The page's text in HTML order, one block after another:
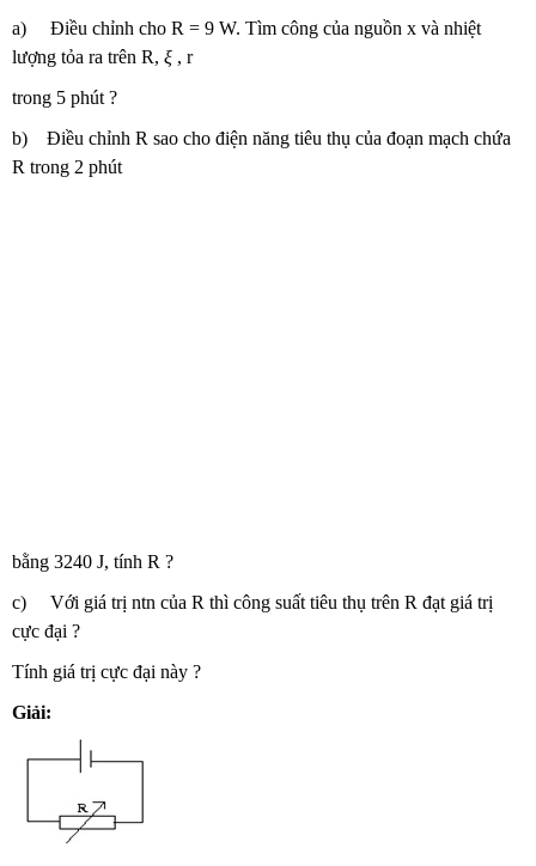
a) Điều chỉnh cho R = 9 W. Tìm công của nguồn x và nhiệt
lượng tỏa ra trên R, ξ , r
trong 5 phút ?
b) Điều chỉnh R sao cho điện năng tiêu thụ của đoạn mạch chứa
R trong 2 phút
bằng 3240 J, tính R ?
c) Với giá trị ntn của R thì công suất tiêu thụ trên R đạt giá trị
cực đại ?
Tính giá trị cực đại này ?
Giải: